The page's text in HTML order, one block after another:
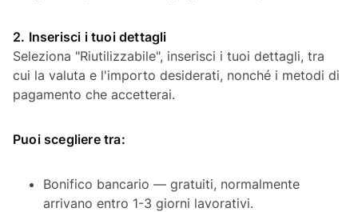
2. Inserisci i tuoi dettagli
Seleziona "Riutilizzabile", inserisci i tuoi dettagli, tra
cui la valuta e l'importo desiderati, nonché i metodi di
pagamento che accetterai.
Puoi scegliere tra:
Bonifico bancario — gratuiti, normalmente
arrivano entro 1-3 giorni lavorativi.